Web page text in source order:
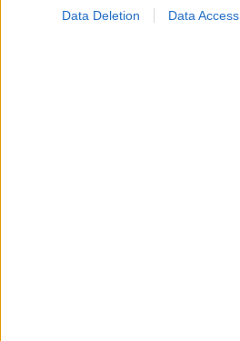
Data Deletion Data Access